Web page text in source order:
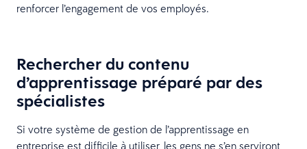
renforcer l’engagement de vos employés.
Rechercher du contenu
d’apprentissage préparé par des
spécialistes
Si votre système de gestion de l’apprentissage en
entreprise est difficile à utiliser, les gens ne s’en serviront